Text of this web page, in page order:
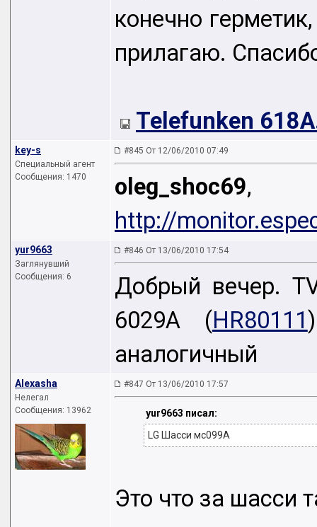
конечно
прилагаю.
Telefunken
key-s
Специальный агент
Сообщения: 1470
#845 От 12/06/2010 07:49
oleg_shoc69,
http://
yur9663
Заглянувший
Сообщения: 6
#846 От 13/06/2010 17:54
Добрый вечер.
6029A (HR80111
аналогичный
Alexasha
Нелегал
Сообщения: 13962
#847 От 13/06/2010 17:57
yur9663 писал:
LG Шасси мс099А
Это что за шасси